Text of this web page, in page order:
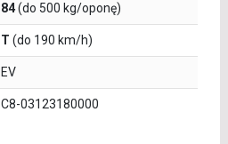
84(do 500 kg/oponę)
T (do 190 km/h)
EV
C8-03123180000